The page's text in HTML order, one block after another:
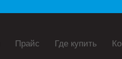
Прайс Где купить